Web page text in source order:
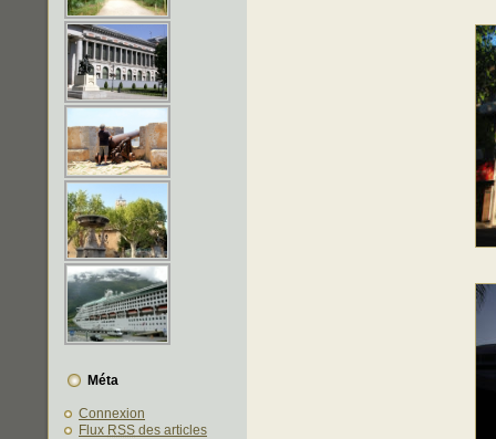
Méta
Connexion
Flux RSS des articles